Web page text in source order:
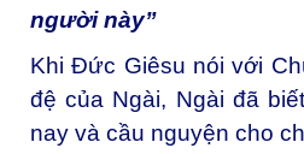
người này”
Khi Đức Giêsu nói với
đệ của Ngài, Ngài đã
nay và cầu nguyện cho